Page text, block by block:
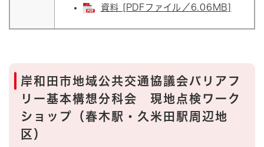
資料 [PDFファイル／6.06MB]
岸和田市地域公共交通協議会バリアフ
リー基本構想分科会 現地点検ワーク
ショップ（春木駅・久米田駅周辺地
区）